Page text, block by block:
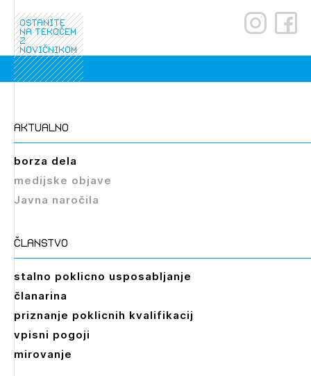
ostanite
na tekočem
z
novičnikom
aktualno
borza dela
medijske objave
Javna naročila
članstvo
stalno poklicno usposabljanje
članarina
priznanje poklicnih kvalifikacij
vpisni pogoji
mirovanje